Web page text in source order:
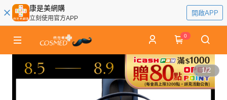
康是美網購
立刻使用官方APP
開啟APP
0
1/2